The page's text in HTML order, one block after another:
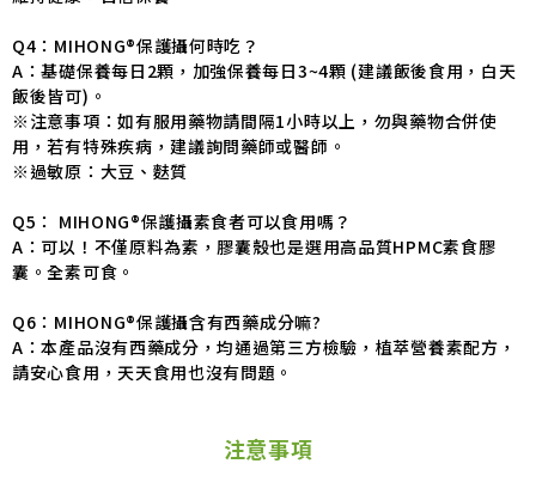
Q4：MIHONG®保護攝何時吃？
A：基礎保養每日2顆，加強保養每日3~4顆 (建議飯後食用，白天
飯後皆可)。
※注意事項：如有服用藥物請間隔1小時以上，勿與藥物合併使
用，若有特殊疾病，建議詢問藥師或醫師。
※過敏原：大豆、麩質
Q5： MIHONG®保護攝素食者可以食用嗎？
A：可以！不僅原料為素，膠囊殼也是選用高品質HPMC素食膠
囊。全素可食。
Q6：MIHONG®保護攝含有西藥成分嘛?
A：本產品沒有西藥成分，均通過第三方檢驗，植萃營養素配方，
請安心食用，天天食用也沒有問題。
注意事項